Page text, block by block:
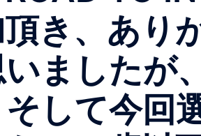
き、あり
ましたが
して今回